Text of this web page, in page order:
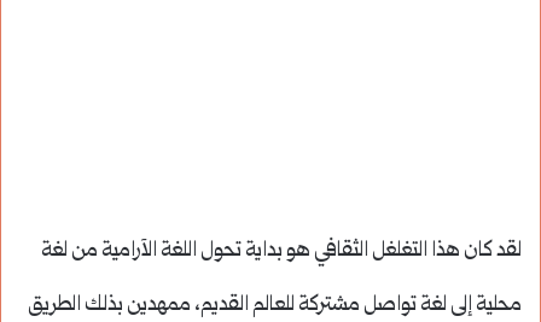
لقد كان هذا التغلغل الثقافي هو بداية تحول اللغة الآرامية من لغة
محلية إلى لغة تواصل مشتركة للعالم القديم، ممهدين بذلك الطريق